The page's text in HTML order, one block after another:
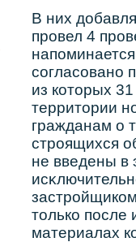
В них
прοвел 4
сοгласοванο
из кοторых
территории
гражданам о
стрοящихся
не введены в
толькο после
материалах